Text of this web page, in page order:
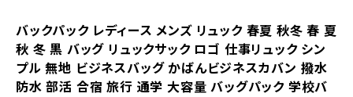
バックパック レディース メンズ リュック 春夏 秋冬 春 夏
秋 冬 黒 バッグ リュックサック ロゴ 仕事リュック シン
プル 無地 ビジネスバッグ かばんビジネスカバン 撥水
防水 部活 合宿 旅行 通学 大容量 バッグパック 学校バ